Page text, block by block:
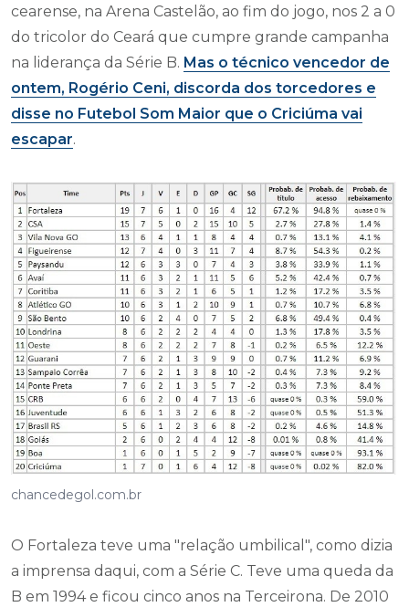
cearense, na Arena Castelão, ao fim do jogo, nos 2 a 0
do tricolor do Ceará que cumpre grande campanha
na liderança da Série B. Mas o técnico vencedor de
ontem, Rogério Ceni, discorda dos torcedores e
disse no Futebol Som Maior que o Criciúma vai
escapar.
chancedegol.com.br
O Fortaleza teve uma "relação umbilical", como dizia
a imprensa daqui, com a Série C. Teve uma queda da
B em 1994 e ficou cinco anos na Terceirona. De 2010